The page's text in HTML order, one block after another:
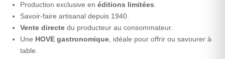
Production exclusive en éditions limitées.
Savoir-faire artisanal depuis 1940.
Vente directe du producteur au consommateur.
Une HOVE gastronomique, idéale pour offrir ou savourer à
table.